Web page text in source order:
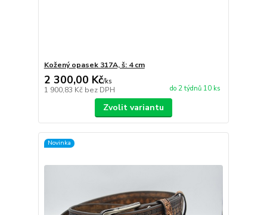
Kožený opasek 317A, š: 4 cm
2 300,00 Kč/ks
1 900,83 Kč bez DPH do 2 týdnů 10 ks
Zvolit variantu
Novinka